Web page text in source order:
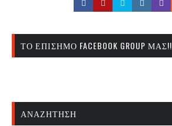
ΤΟ ΕΠΊΣΗΜΟ FACEBOOK GROUP ΜΑΣ!!
ΑΝΑΖΉΤΗΣΗ